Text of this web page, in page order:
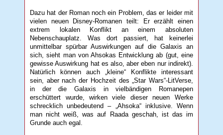
Dazu hat der Roman noch ein Problem, das er leider mit
vielen neuen Disney-Romanen teilt: Er erzählt einen
extrem lokalen Konflikt an einem absoluten
Nebenschauplatz. Was dort passiert, hat keinerlei
unmittelbar spürbar Auswirkungen auf die Galaxis an
sich, sieht man von Ahsokas Entwicklung ab (gut, eine
gewisse Auswirkung hat es also, aber eben nur indirekt).
Natürlich können auch „kleine“ Konflikte interessant
sein, aber nach der Hochzeit des „Star Wars“-LitVerse,
in der die Galaxis in vielbändigen Romanepen
erschüttert wurde, wirken viele dieser neuen Werke
schrecklich unbedeutend – „Ahsoka“ inklusive. Wenn
man nicht weiß, was auf Raada geschah, ist das im
Grunde auch egal.